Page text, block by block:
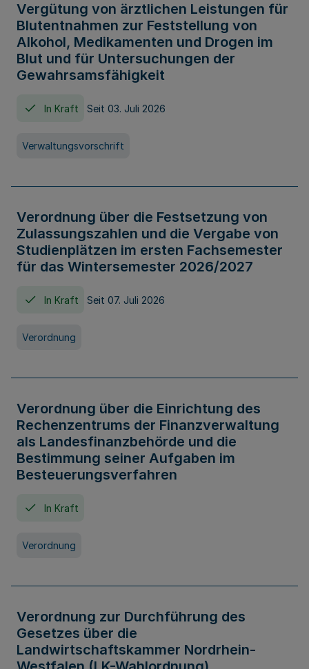
Vergütung von ärztlichen Leistungen für
Blutentnahmen zur Feststellung von
Alkohol, Medikamenten und Drogen im
Blut und für Untersuchungen der
Gewahrsamsfähigkeit
In Kraft Seit 03. Juli 2026
Verwaltungsvorschrift
Verordnung über die Festsetzung von
Zulassungszahlen und die Vergabe von
Studienplätzen im ersten Fachsemester
für das Wintersemester 2026/2027
In Kraft Seit 07. Juli 2026
Verordnung
Verordnung über die Einrichtung des
Rechenzentrums der Finanzverwaltung
als Landesfinanzbehörde und die
Bestimmung seiner Aufgaben im
Besteuerungsverfahren
In Kraft
Verordnung
Verordnung zur Durchführung des
Gesetzes über die
Landwirtschaftskammer Nordrhein-